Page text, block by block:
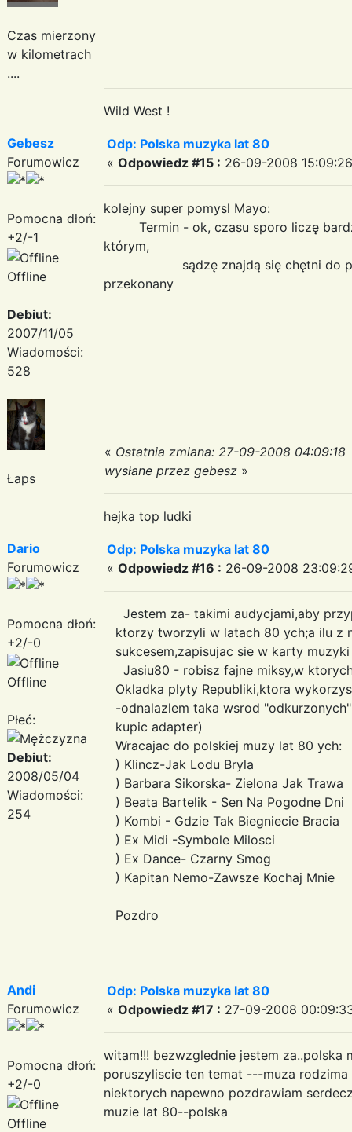
Czas mierzony
w kilometrach
....
Wild West !
Gebesz
Forumowicz
Pomocna dłoń:
+2/-1
Offline
Debiut:
2007/11/05
Wiadomości:
528
Łaps
Odp: Polska muzyka lat 80
« Odpowiedz #15 : 26-09-2008
kolejny super pomysl Mayo:
Termin - ok, czasu sporo liczę
którym,
sądzę znajdą się chętni do
przekonany
« Ostatnia zmiana: 27-09-2008 04:09:18
wysłane przez gebesz »
hejka top ludki
Dario
Forumowicz
Pomocna dłoń:
+2/-0
Offline
Płeć:
Debiut:
2008/05/04
Wiadomości:
254
Odp: Polska muzyka lat 80
« Odpowiedz #16 : 26-09-2008
Jestem za- takimi audycjami,aby
ktorzy tworzyli w latach 80 ych;a ilu z
sukcesem,zapisujac sie w karty
Jasiu80 - robisz fajne miksy,w
Okladka plyty Republiki,ktora
-odnalazlem taka wsrod
kupic adapter)
Wracajac do polskiej muzy lat 80 ych:
) Klincz-Jak Lodu Bryla
) Barbara Sikorska- Zielona Jak Trawa
) Beata Bartelik - Sen Na Pogodne Dni
) Kombi - Gdzie Tak Biegniecie Bracia
) Ex Midi -Symbole Milosci
) Ex Dance- Czarny Smog
) Kapitan Nemo-Zawsze Kochaj Mnie
Pozdro
Andi
Forumowicz
Pomocna dłoń:
+2/-0
Offline
Odp: Polska muzyka lat 80
« Odpowiedz #17 : 27-09-2008
witam!!! bezwzglednie jestem
poruszyliscie ten temat ---muza
niektorych napewno pozdrawiam
muzie lat 80--polska